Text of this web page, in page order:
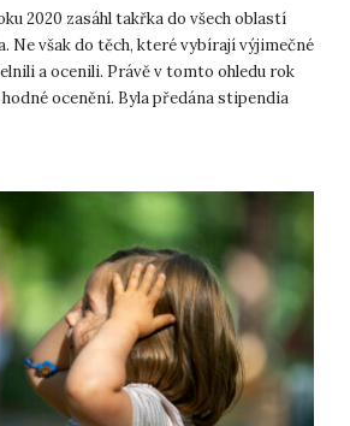
2020 zasáhl takřka do všech oblastí
Ne však do těch, které vybírají výjimečné
a ocenili. Právě v tomto ohledu rok
ocenění. Byla předána stipendia